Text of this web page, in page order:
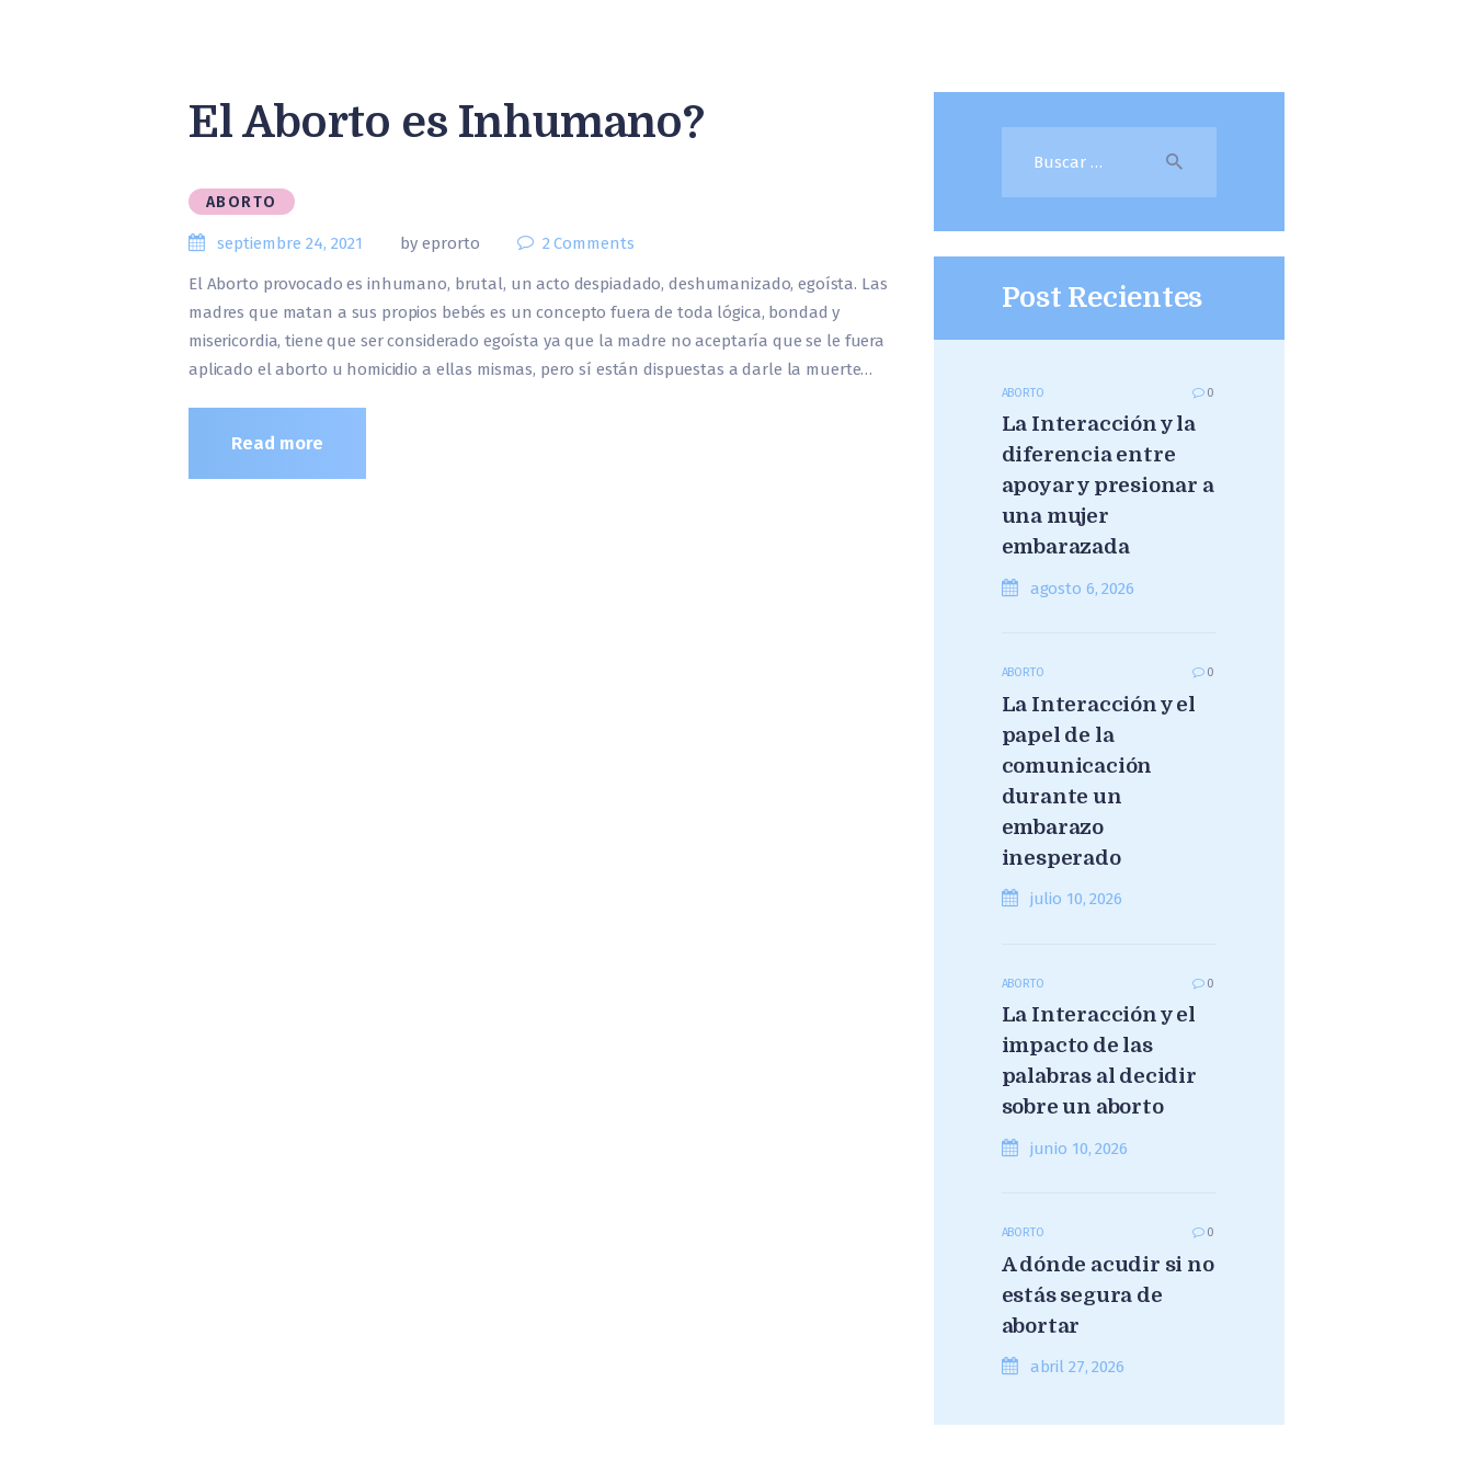
El Aborto es Inhumano?
ABORTO
septiembre 24, 2021 by eprorto 2 Comments
El Aborto provocado es inhumano, brutal, un acto despiadado, deshumanizado, egoísta. Las
madres que matan a sus propios bebés es un concepto fuera de toda lógica, bondad y
misericordia, tiene que ser considerado egoísta ya que la madre no aceptaría que se le fuera
aplicado el aborto u homicidio a ellas mismas, pero sí están dispuestas a darle la muerte…
Read more
Post Recientes
ABORTO 0
La Interacción y la
diferencia entre
apoyar y presionar a
una mujer
embarazada
agosto 6, 2026
ABORTO 0
La Interacción y el
papel de la
comunicación
durante un
embarazo
inesperado
julio 10, 2026
ABORTO 0
La Interacción y el
impacto de las
palabras al decidir
sobre un aborto
junio 10, 2026
ABORTO 0
A dónde acudir si no
estás segura de
abortar
abril 27, 2026